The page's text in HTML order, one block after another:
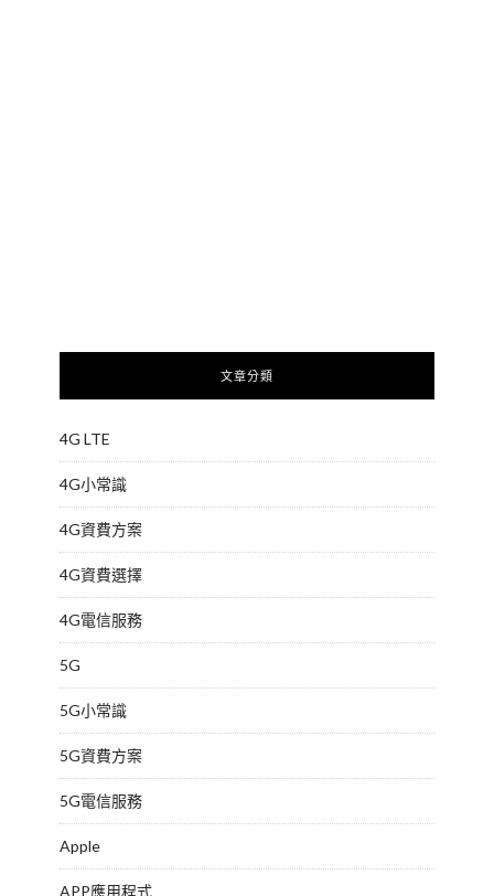
文章分類
4G LTE
4G小常識
4G資費方案
4G資費選擇
4G電信服務
5G
5G小常識
5G資費方案
5G電信服務
Apple
APP應用程式